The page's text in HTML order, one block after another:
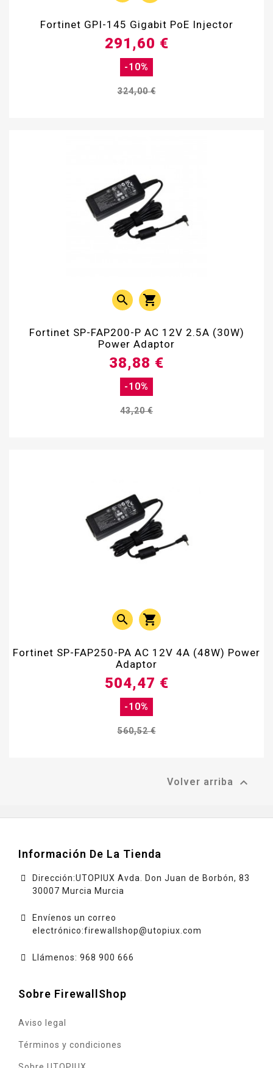
Fortinet GPI-145 Gigabit PoE Injector
324,00 €
-10%
291,60 €
 
Fortinet SP-FAP200-P AC 12V 2.5A (30W)
Power Adaptor
43,20 €
-10%
38,88 €
 
Fortinet SP-FAP250-PA AC 12V 4A (48W) Power
Adaptor
560,52 €
-10%
504,47 €
Volver arriba 
Información De La Tienda
Dirección:UTOPIUX Avda. Don Juan de Borbón, 83
30007 Murcia Murcia
Envíenos un correo
electrónico:firewallshop@utopiux.com
Llámenos: 968 900 666
Sobre FirewallShop
Aviso legal
Términos y condiciones